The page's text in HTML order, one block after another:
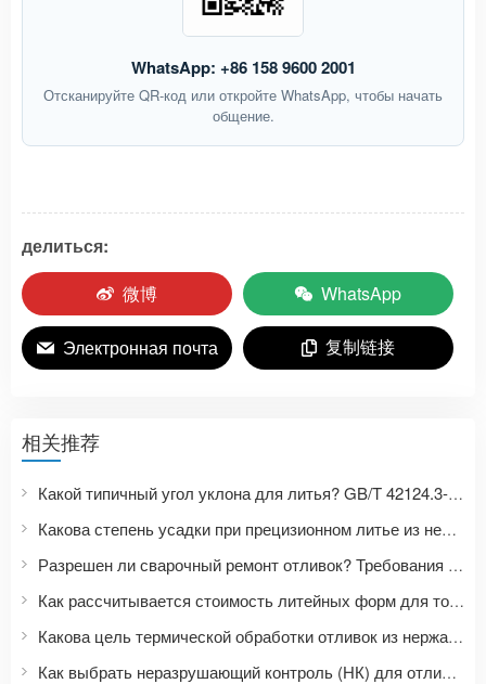
WhatsApp: +86 158 9600 2001
Отсканируйте QR-код или откройте WhatsApp, чтобы начать
общение.
делиться:
微博
WhatsApp
Электронная почта 复制链接
相关推荐
Какой типичный угол уклона для литья? GB/T 42124.3-2025 Таблица углов уклона для литья по выплавляемым моделям.
Какова степень усадки при прецизионном литье из нержавеющей стали? Методы учета усадки в форме и компенсации размеров.
Разрешен ли сварочный ремонт отливок? Требования к ремонту, термообработке и контролю качества отливок, изготовленных под давлением.
Как рассчитывается стоимость литейных форм для точного литья? Это включает в себя изготовление форм, прототипирование, срок службы форм и затраты на серийное производство.
Какова цель термической обработки отливок из нержавеющей стали? В чем заключаются различия в термообработке нержавеющих сталей марок 304, 316L и 2205?
Как выбрать неразрушающий контроль (НК) для отливок? КТ, МТ, УЗК, РТ: область применения и требования к приемке.